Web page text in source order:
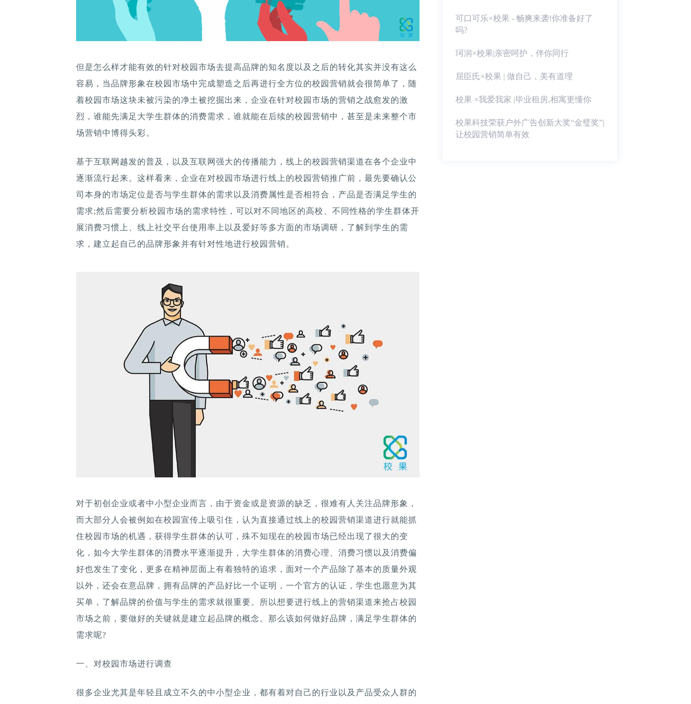
​但是怎么样才能有效的针对校园市场去提高品牌的知名度以及之后的转化其实并没有这么
容易，当品牌形象在校园市场中完成塑造之后再进行全方位的校园营销就会很简单了，随
着校园市场这块未被污染的净土被挖掘出来，企业在针对校园市场的营销之战愈发的激
烈，谁能先满足大学生群体的消费需求，谁就能在后续的校园营销中，甚至是未来整个市
场营销中博得头彩。
基于互联网越发的普及，以及互联网强大的传播能力，线上的校园营销渠道在各个企业中
逐渐流行起来。这样看来，企业在对校园市场进行线上的校园营销推广前，最先要确认公
司本身的市场定位是否与学生群体的需求以及消费属性是否相符合，产品是否满足学生的
需求;然后需要分析校园市场的需求特性，可以对不同地区的高校、不同性格的学生群体开
展消费习惯上、线上社交平台使用率上以及爱好等多方面的市场调研，了解到学生的需
求，建立起自己的品牌形象并有针对性地进行校园营销。
对于初创企业或者中小型企业而言，由于资金或是资源的缺乏，很难有人关注品牌形象，
而大部分人会被例如在校园宣传上吸引住，认为直接通过线上的校园营销渠道进行就能抓
住校园市场的机遇，获得学生群体的认可，殊不知现在的校园市场已经出现了很大的变
化，如今大学生群体的消费水平逐渐提升，大学生群体的消费心理、消费习惯以及消费偏
好也发生了变化，更多在精神层面上有着独特的追求，面对一个产品除了基本的质量外观
以外，还会在意品牌，拥有品牌的产品好比一个证明，一个官方的认证，学生也愿意为其
买单，了解品牌的价值与学生的需求就很重要。所以想要进行线上的营销渠道来抢占校园
市场之前，要做好的关键就是建立起品牌的概念。那么该如何做好品牌，满足学生群体的
需求呢?
一、对校园市场进行调查
很多企业尤其是年轻且成立不久的中小型企业，都有着对自己的行业以及产品受众人群的
可口可乐×校果 - 畅爽来袭!你准备好了
吗?
珂润×校果|亲密呵护，伴你同行
屈臣氏×校果 | 做自己，美有道理
校果 ×我爱我家 |毕业租房,相寓更懂你
校果科技荣获户外广告创新大奖“金璧奖”|
让校园营销简单有效